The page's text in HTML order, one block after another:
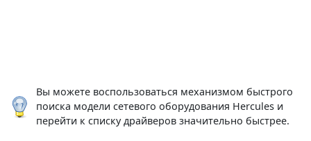
Вы можете воспользоваться механизмом быстрого
поиска модели сетевого оборудования Hercules и
перейти к списку драйверов значительно быстрее.